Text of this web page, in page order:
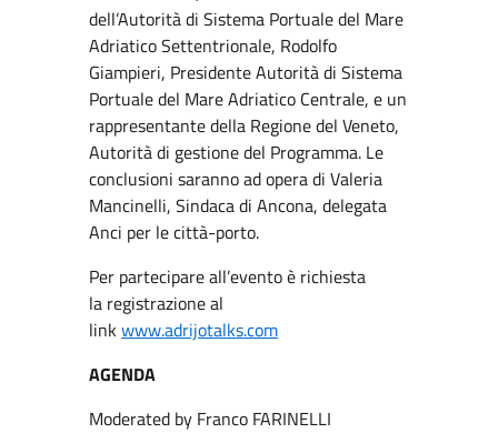
dell’Autorità di Sistema Portuale del Mare
Adriatico Settentrionale, Rodolfo
Giampieri, Presidente Autorità di Sistema
Portuale del Mare Adriatico Centrale, e un
rappresentante della Regione del Veneto,
Autorità di gestione del Programma. Le
conclusioni saranno ad opera di Valeria
Mancinelli, Sindaca di Ancona, delegata
Anci per le città-porto.
Per partecipare all’evento è richiesta
la registrazione al
linkwww.adrijotalks.com
AGENDA
Moderated by Franco FARINELLI